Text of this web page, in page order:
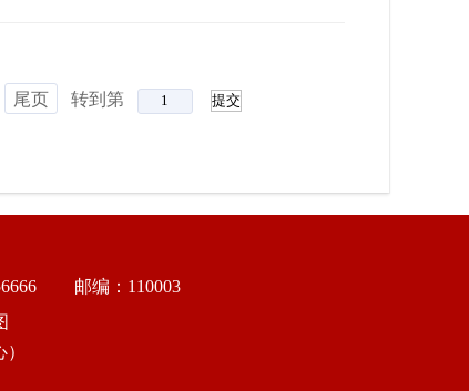
尾页 转到第
邮编：110003